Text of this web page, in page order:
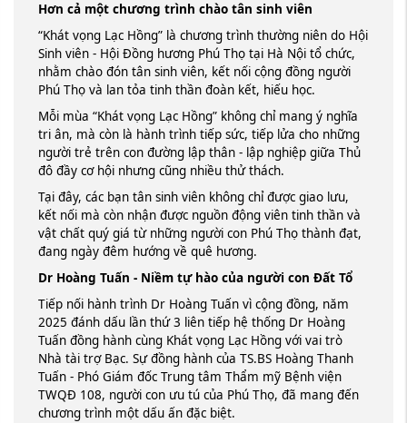
Hơn cả một chương trình chào tân sinh viên
“Khát vọng Lạc Hồng” là chương trình thường niên do Hội
Sinh viên - Hội Đồng hương Phú Thọ tại Hà Nội tổ chức,
nhằm chào đón tân sinh viên, kết nối cộng đồng người
Phú Thọ và lan tỏa tinh thần đoàn kết, hiếu học.
Mỗi mùa “Khát vọng Lạc Hồng” không chỉ mang ý nghĩa
tri ân, mà còn là hành trình tiếp sức, tiếp lửa cho những
người trẻ trên con đường lập thân - lập nghiệp giữa Thủ
đô đầy cơ hội nhưng cũng nhiều thử thách.
Tại đây, các bạn tân sinh viên không chỉ được giao lưu,
kết nối mà còn nhận được nguồn động viên tinh thần và
vật chất quý giá từ những người con Phú Thọ thành đạt,
đang ngày đêm hướng về quê hương.
Dr Hoàng Tuấn - Niềm tự hào của người con Đất Tổ
Tiếp nối hành trình Dr Hoàng Tuấn vì cộng đồng, năm
2025 đánh dấu lần thứ 3 liên tiếp hệ thống Dr Hoàng
Tuấn đồng hành cùng Khát vọng Lạc Hồng với vai trò
Nhà tài trợ Bạc. Sự đồng hành của TS.BS Hoàng Thanh
Tuấn - Phó Giám đốc Trung tâm Thẩm mỹ Bệnh viện
TWQĐ 108, người con ưu tú của Phú Thọ, đã mang đến
chương trình một dấu ấn đặc biệt.